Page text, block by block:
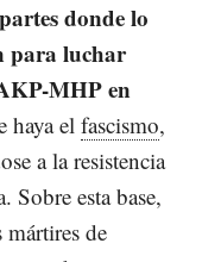
donde lo
para luchar
MHP en
haya el fascismo,
a la resistencia
Sobre esta base,
mártires de